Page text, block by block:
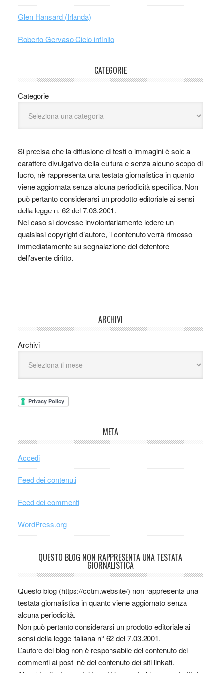
Glen Hansard (Irlanda)
Roberto Gervaso Cielo infinito
CATEGORIE
Categorie
Si precisa che la diffusione di testi o immagini è solo a
carattere divulgativo della cultura e senza alcuno scopo di
lucro, nè rappresenta una testata giornalistica in quanto
viene aggiornata senza alcuna periodicità specifica. Non
può pertanto considerarsi un prodotto editoriale ai sensi
della legge n. 62 del 7.03.2001.
Nel caso si dovesse involontariamente ledere un
qualsiasi copyright d’autore, il contenuto verrà rimosso
immediatamente su segnalazione del detentore
dell’avente diritto.
ARCHIVI
Archivi
META
Accedi
Feed dei contenuti
Feed dei commenti
WordPress.org
QUESTO BLOG NON RAPPRESENTA UNA TESTATA
GIORNALISTICA
Questo blog (https://cctm.website/) non rappresenta una
testata giornalistica in quanto viene aggiornato senza
alcuna periodicità.
Non può pertanto considerarsi un prodotto editoriale ai
sensi della legge italiana n° 62 del 7.03.2001.
L’autore del blog non è responsabile del contenuto dei
commenti ai post, nè del contenuto dei siti linkati.